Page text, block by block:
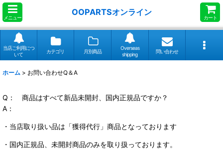
メニュー
OOPARTSオンライン
カート
当店ご利用につ
いて
カテゴリ 月別商品
Overseas
shipping
問い合わせ
ホーム > お問い合わせQ＆A
Q： 商品はすべて新品未開封、国内正規品ですか？
A：
・当店取り扱い品は「獲得代行」商品となっております
・国内正規品、未開封商品のみを取り扱っております。